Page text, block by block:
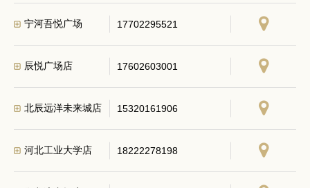
宁河吾悦广场 17702295521
辰悦广场店 17602603001
北辰远洋未来城店 15320161906
河北工业大学店 18222278198